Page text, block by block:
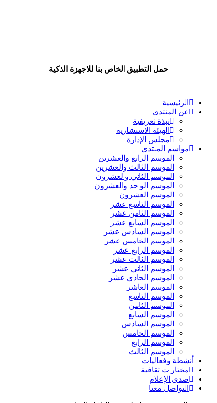
حمل التطبيق الخاص بنا للاجهزة الذكية
الرئيسية
عن المنتدى
نبذة تعريفية
الهيئة الاستشارية
مجلس الإدارة
مواسم المنتدى
الموسم الرابع والعشرين
الموسم الثالث والعشرين
الموسم الثاني والعشرون
الموسم الواحد والعشرون
الموسم العشرون
الموسم التاسع عشر
الموسم الثامن عشر
الموسم السابع عشر
الموسم السادس عشر
الموسم الخامس عشر
الموسم الرابع عشر
الموسم الثالث عشر
الموسم الثاني عشر
الموسم الحادي عشر
الموسم العاشر
الموسم التاسع
الموسم الثامن
الموسم السابع
الموسم السادس
الموسم الخامس
الموسم الرابع
الموسم الثالث
أنشطة وفعاليات
مختارات ثقافية
صدى الإعلام
التواصل معنا